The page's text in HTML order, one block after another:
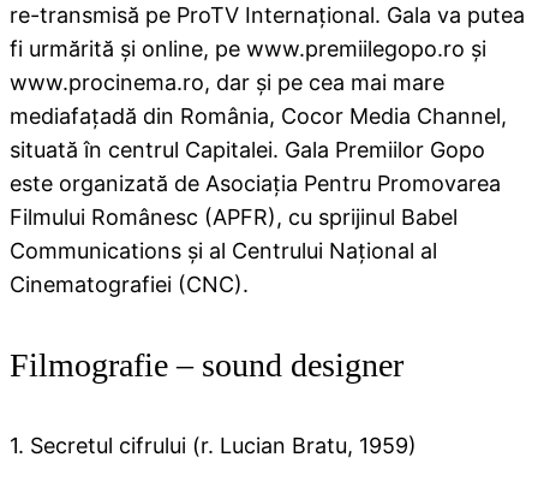
re-transmisă pe ProTV Internaţional. Gala va putea
fi urmărită şi online, pe www.premiilegopo.ro şi
www.procinema.ro, dar şi pe cea mai mare
mediafaţadă din România, Cocor Media Channel,
situată în centrul Capitalei. Gala Premiilor Gopo
este organizată de Asociaţia Pentru Promovarea
Filmului Românesc (APFR), cu sprijinul Babel
Communications şi al Centrului Naţional al
Cinematografiei (CNC).
Filmografie – sound designer
1. Secretul cifrului (r. Lucian Bratu, 1959)